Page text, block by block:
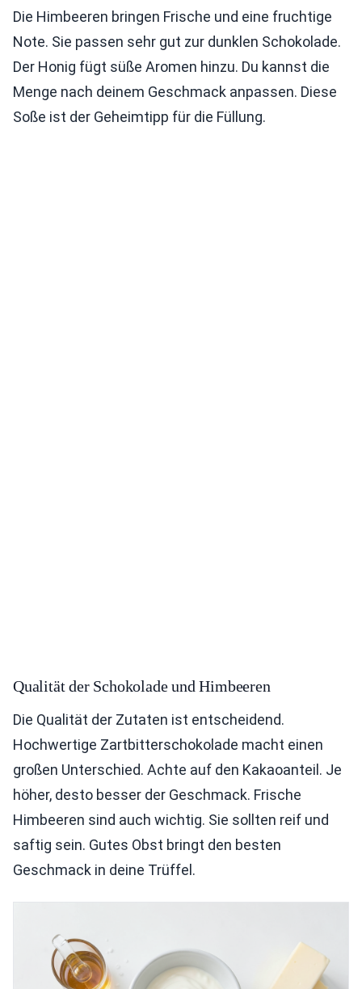
Die Himbeeren bringen Frische und eine fruchtige
Note. Sie passen sehr gut zur dunklen Schokolade.
Der Honig fügt süße Aromen hinzu. Du kannst die
Menge nach deinem Geschmack anpassen. Diese
Soße ist der Geheimtipp für die Füllung.
Qualität der Schokolade und Himbeeren
Die Qualität der Zutaten ist entscheidend.
Hochwertige Zartbitterschokolade macht einen
großen Unterschied. Achte auf den Kakaoanteil. Je
höher, desto besser der Geschmack. Frische
Himbeeren sind auch wichtig. Sie sollten reif und
saftig sein. Gutes Obst bringt den besten
Geschmack in deine Trüffel.